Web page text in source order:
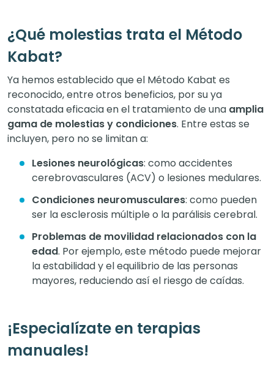
¿Qué molestias trata el Método
Kabat?
Ya hemos establecido que el Método Kabat es
reconocido, entre otros beneficios, por su ya
constatada eficacia en el tratamiento de una amplia
gama de molestias y condiciones. Entre estas se
incluyen, pero no se limitan a:
Lesiones neurológicas: como accidentes
cerebrovasculares (ACV) o lesiones medulares.
Condiciones neuromusculares: como pueden
ser la esclerosis múltiple o la parálisis cerebral.
Problemas de movilidad relacionados con la
edad. Por ejemplo, este método puede mejorar
la estabilidad y el equilibrio de las personas
mayores, reduciendo así el riesgo de caídas.
¡Especialízate en terapias
manuales!